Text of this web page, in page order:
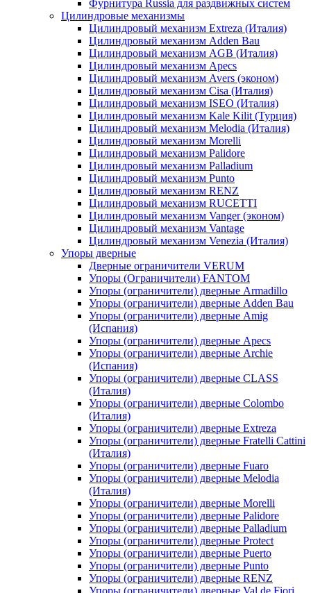
Фурнитура Russia для раздвижных систем
Цилиндровые механизмы
Цилиндровый механизм Extreza (Италия)
Цилиндровый механизм Adden Bau
Цилиндровый механизм AGB (Италия)
Цилиндровый механизм Apecs
Цилиндровый механизм Avers (эконом)
Цилиндровый механизм Cisa (Италия)
Цилиндровый механизм ISEO (Италия)
Цилиндровый механизм Kale Kilit (Турция)
Цилиндровый механизм Melodia (Италия)
Цилиндровый механизм Morelli
Цилиндровый механизм Palidore
Цилиндровый механизм Palladium
Цилиндровый механизм Punto
Цилиндровый механизм RENZ
Цилиндровый механизм RUCETTI
Цилиндровый механизм Vanger (эконом)
Цилиндровый механизм Vantage
Цилиндровый механизм Venezia (Италия)
Упоры дверные
Дверные ограничители VERUM
Упоры (Ограничители) FANTOM
Упоры (ограничители) дверные Armadillo
Упоры (ограничители) дверные Adden Bau
Упоры (ограничители) дверные Amig
(Испания)
Упоры (ограничители) дверные Apecs
Упоры (ограничители) дверные Archie
(Испания)
Упоры (ограничители) дверные CLASS
(Италия)
Упоры (ограничители) дверные Colombo
(Италия)
Упоры (ограничители) дверные Extreza
Упоры (ограничители) дверные Fratelli Cattini
(Италия)
Упоры (ограничители) дверные Fuaro
Упоры (ограничители) дверные Melodia
(Италия)
Упоры (ограничители) дверные Morelli
Упоры (ограничители) дверные Palidore
Упоры (ограничители) дверные Palladium
Упоры (ограничители) дверные Protect
Упоры (ограничители) дверные Puerto
Упоры (ограничители) дверные Punto
Упоры (ограничители) дверные RENZ
Упоры (ограничители) дверные Val de Fiori